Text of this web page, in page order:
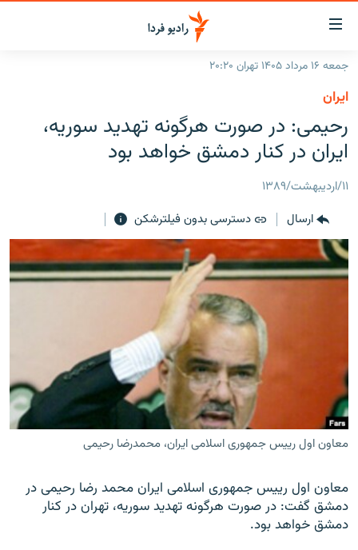
لینک‌های
قابلیت
دسترسی
بازگشت
منوی
اصلی
رفتن
به
صفحه
جستجو
جهان
برنامه‌های رادیویی
فرکانس‌ها
پادکست
چندرسانه‌ای
گزارش‌های تصویری
گزارش‌های ویدئویی
زنان فردا
زبان‌های دیگر
جمعه ۱۶ مرداد ۱۴۰۵ تهران ۲۰:۲۰
ايران
رحيمی: در صورت هرگونه تهديد سوريه،
ايران در کنار دمشق خواهد بود
۱۱/اردیبهشت/۱۳۸۹
ارسال
دسترسی بدون فیلترشکن
معاون اول رییس جمهوری اسلامی ایران، محمدرضا رحیمی
معاون اول رييس جمهوری اسلامی ايران محمد رضا رحيمی در
دمشق گفت: در صورت هرگونه تهديد سوريه، تهران در کنار
دمشق خواهد بود.